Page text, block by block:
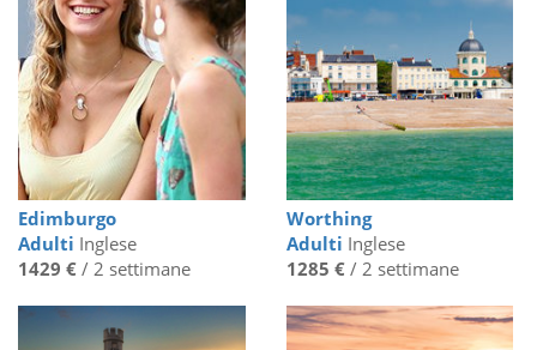
Edimburgo
Adulti Inglese
1429 € / 2 settimane
Worthing
Adulti Inglese
1285 €/ 2 settimane